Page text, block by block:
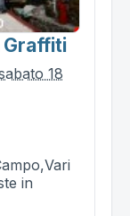
Graffiti
18
in